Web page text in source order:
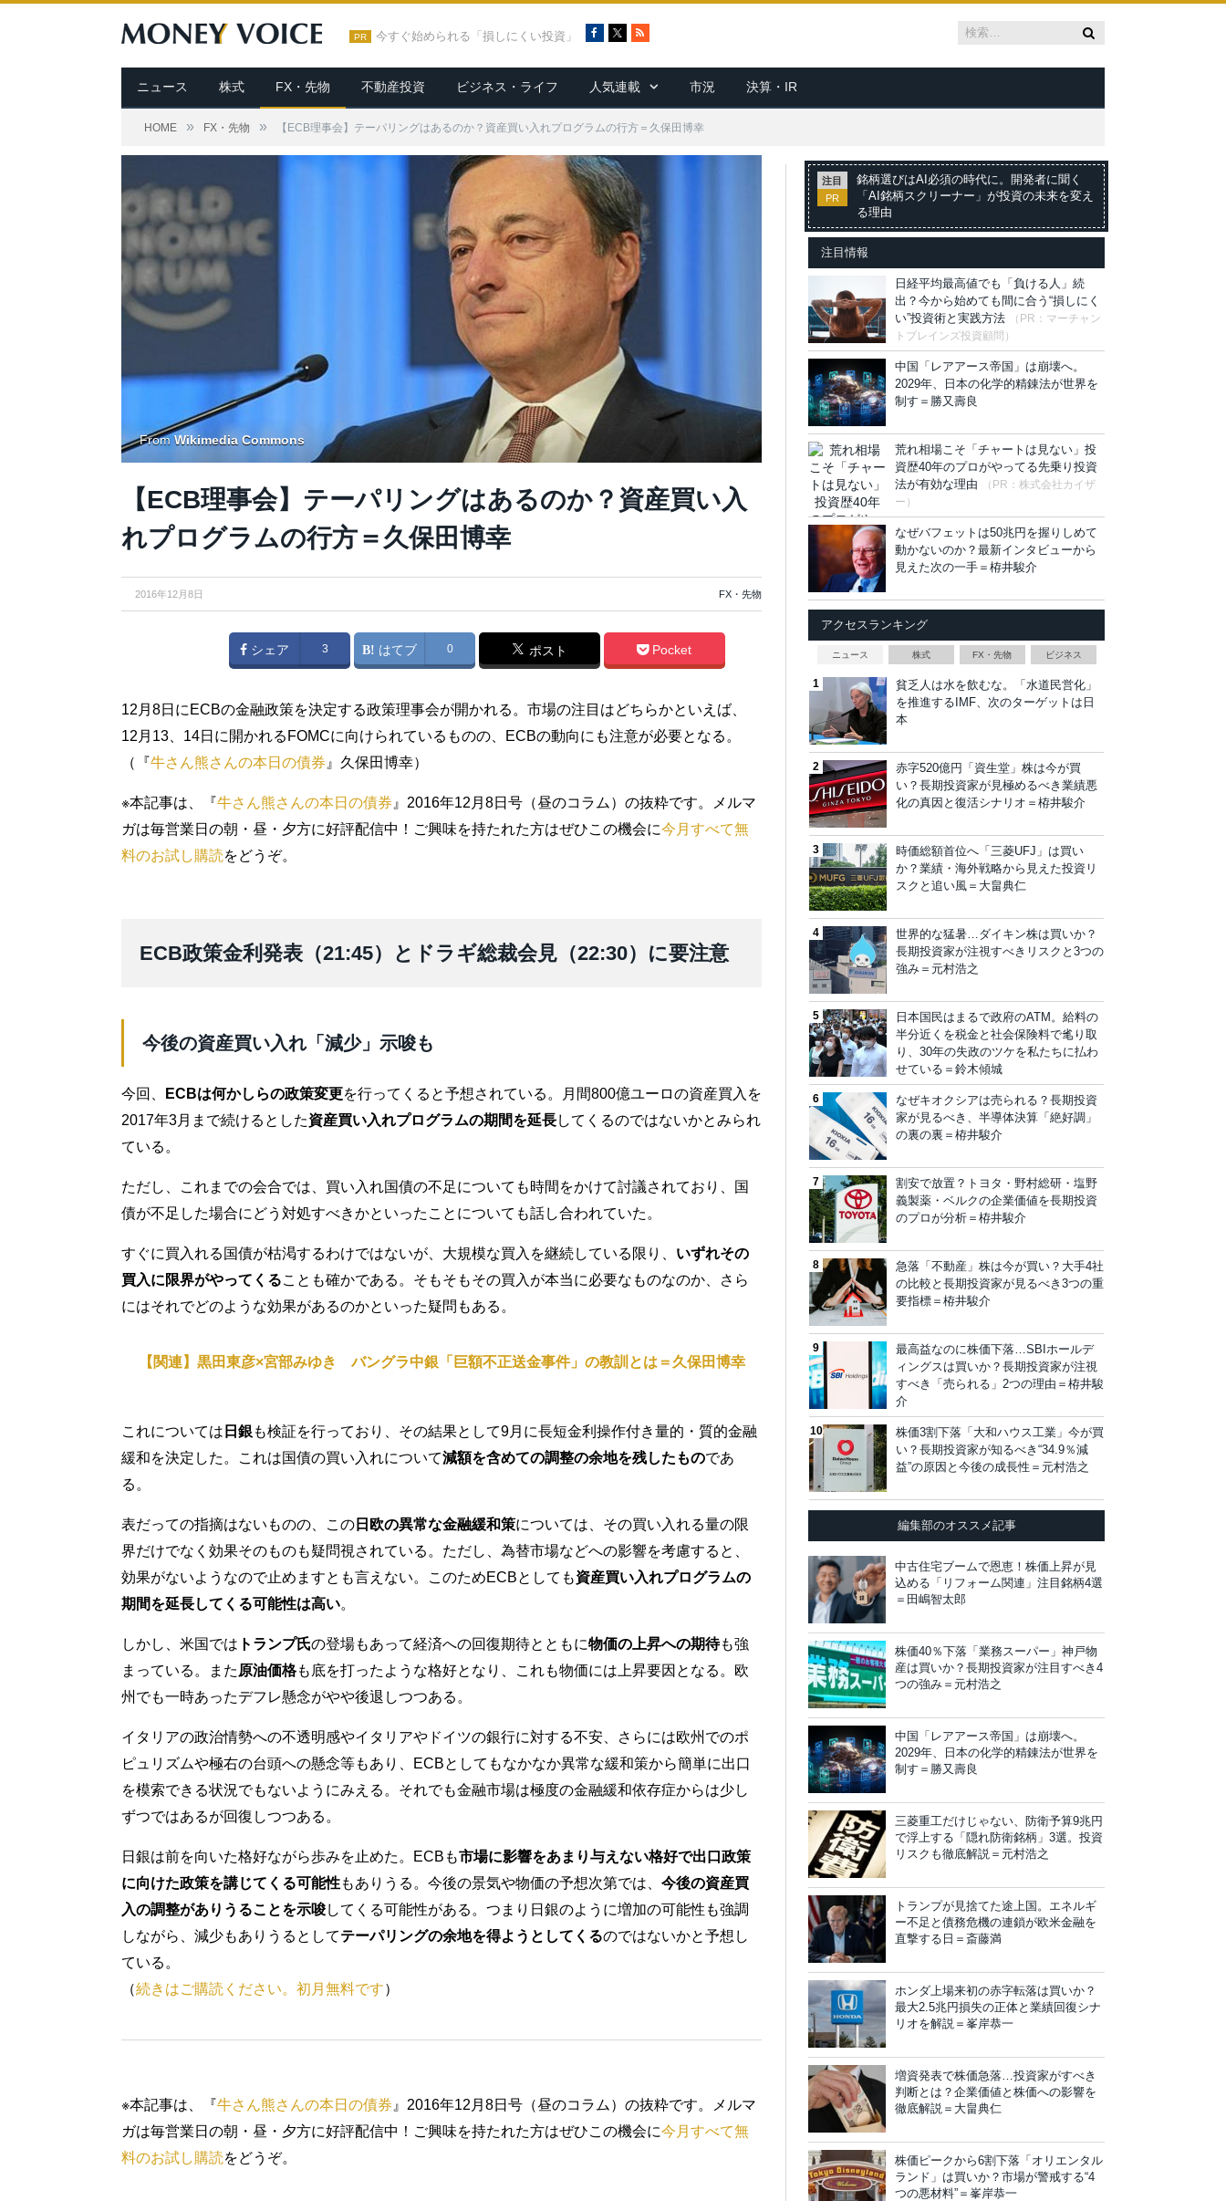
PR 今すぐ始められる「損しにくい投資」
c
e
b
o
k
R
S
ニュース 株式 FX・先物 不動産投資 ビジネス・ライフ 人気連載 市況 決算・IR
HOME » FX・先物 » 【ECB理事会】テーパリングはあるのか？資産買い入れプログラムの行方＝久保田博幸
FromWikimedia Commons
【ECB理事会】テーパリングはあるのか？資産買い入
れプログラムの行方＝久保田博幸
2016年12月8日 FX・先物
シェア 3 はてブ 0 ポスト Pocket
12月8日にECBの金融政策を決定する政策理事会が開かれる。市場の注目はどちらかといえば、
12月13、14日に開かれるFOMCに向けられているものの、ECBの動向にも注意が必要となる。
（『牛さん熊さんの本日の債券 』久保田博幸）
※本記事は、『牛さん熊さんの本日の債券 』2016年12月8日号（昼のコラム）の抜粋です。メルマ
ガは毎営業日の朝・昼・夕方に好評配信中！ご興味を持たれた方はぜひこの機会に今月すべて無
料のお試し購読をどうぞ。
ECB政策金利発表（21:45）とドラギ総裁会見（22:30）に要注意
今後の資産買い入れ「減少」示唆も
今回、 ECBは何かしらの政策変更を行ってくると予想されている。月間800億ユーロの資産買入を
2017年3月まで続けるとした資産買い入れプログラムの期間を延長してくるのではないかとみられ
ている。
ただし、これまでの会合では、買い入れ国債の不足についても時間をかけて討議されており、国
債が不足した場合にどう対処すべきかといったことについても話し合われていた。
すぐに買入れる国債が枯渇するわけではないが、大規模な買入を継続している限り、 いずれその
買入に限界がやってくることも確かである。そもそもその買入が本当に必要なものなのか、さら
にはそれでどのような効果があるのかといった疑問もある。
【関連】黒田東彦×宮部みゆき バングラ中銀「巨額不正送金事件」の教訓とは＝久保田博幸
これについては 日銀 も検証を行っており、その結果として9月に長短金利操作付き量的・質的金融
緩和を決定した。これは国債の買い入れについて減額を含めての調整の余地を残したものであ
る。
表だっての指摘はないものの、この 日欧の異常な金融緩和策については、その買い入れる量の限
界だけでなく効果そのものも疑問視されている。ただし、為替市場などへの影響を考慮すると、
効果がないようなので止めますとも言えない。このためECBとしても資産買い入れプログラムの
期間を延長してくる可能性は高い。
しかし、米国では トランプ氏の登場もあって経済への回復期待とともに物価の上昇への期待も強
まっている。また 原油価格も底を打ったような格好となり、これも物価には上昇要因となる。欧
州でも一時あったデフレ懸念がやや後退しつつある。
イタリアの政治情勢への不透明感やイタリアやドイツの銀行に対する不安、さらには欧州でのポ
ピュリズムや極右の台頭への懸念等もあり、ECBとしてもなかなか異常な緩和策から簡単に出口
を模索できる状況でもないようにみえる。それでも金融市場は極度の金融緩和依存症からは少し
ずつではあるが回復しつつある。
日銀は前を向いた格好ながら歩みを止めた。ECBも市場に影響をあまり与えない格好で出口政策
に向けた政策を講じてくる可能性もありうる。今後の景気や物価の予想次第では、 今後の資産買
入の調整がありうることを示唆してくる可能性がある。つまり日銀のように増加の可能性も強調
しながら、減少もありうるとしてテーパリングの余地を得ようとしてくるのではないかと予想し
ている。
（続きはご購読ください。初月無料です）
※本記事は、『牛さん熊さんの本日の債券 』2016年12月8日号（昼のコラム）の抜粋です。メルマ
ガは毎営業日の朝・昼・夕方に好評配信中！ご興味を持たれた方はぜひこの機会に今月すべて無
料のお試し購読をどうぞ。
注目
PR
銘柄選びはAI必須の時代に。開発者に聞く
「AI銘柄スクリーナー」が投資の未来を変え
る理由
注目情報
日経平均最高値でも「負ける人」続
出？今から始めても間に合う“損しにく
い”投資術と実践方法
（PR：マーチャン
トブレインズ投資顧問）
中国「レアアース帝国」は崩壊へ。
2029年、日本の化学的精錬法が世界を
制す＝勝又壽良
荒れ相場こそ「チャートは見ない」投
資歴40年のプロがやってる先乗り投資
法が有効な理由
（PR：株式会社カイザ
ー）
なぜバフェットは50兆円を握りしめて
動かないのか？最新インタビューから
見えた次の一手＝栫井駿介
アクセスランキング
ニュース 株式 FX・先物 ビジネス
貧乏人は水を飲むな。「水道民営化」
を推進するIMF、次のターゲットは日
本
赤字520億円「資生堂」株は今が買
い？長期投資家が見極めるべき業績悪
化の真因と復活シナリオ＝栫井駿介
時価総額首位へ「三菱UFJ」は買い
か？業績・海外戦略から見えた投資リ
スクと追い風＝大畠典仁
世界的な猛暑…ダイキン株は買いか？
長期投資家が注視すべきリスクと3つの
強み＝元村浩之
日本国民はまるで政府のATM。給料の
半分近くを税金と社会保険料で毟り取
り、30年の失政のツケを私たちに払わ
せている＝鈴木傾城
なぜキオクシアは売られる？長期投資
家が見るべき、半導体決算「絶好調」
の裏の裏＝栫井駿介
割安で放置？トヨタ・野村総研・塩野
義製薬・ベルクの企業価値を長期投資
のプロが分析＝栫井駿介
急落「不動産」株は今が買い？大手4社
の比較と長期投資家が見るべき3つの重
要指標＝栫井駿介
最高益なのに株価下落…SBIホールデ
ィングスは買いか？長期投資家が注視
すべき「売られる」2つの理由＝栫井駿
介
株価3割下落「大和ハウス工業」今が買
い？長期投資家が知るべき“34.9％減
益”の原因と今後の成長性＝元村浩之
編集部のオススメ記事
中古住宅ブームで恩恵！株価上昇が見
込める「リフォーム関連」注目銘柄4選
＝田嶋智太郎
株価40％下落「業務スーパー」神戸物
産は買いか？長期投資家が注目すべき4
つの強み＝元村浩之
中国「レアアース帝国」は崩壊へ。
2029年、日本の化学的精錬法が世界を
制す＝勝又壽良
三菱重工だけじゃない、防衛予算9兆円
で浮上する「隠れ防衛銘柄」3選。投資
リスクも徹底解説＝元村浩之
トランプが見捨てた途上国。エネルギ
ー不足と債務危機の連鎖が欧米金融を
直撃する日＝斎藤満
ホンダ上場来初の赤字転落は買いか？
最大2.5兆円損失の正体と業績回復シナ
リオを解説＝峯岸恭一
増資発表で株価急落…投資家がすべき
判断とは？企業価値と株価への影響を
徹底解説＝大畠典仁
株価ピークから6割下落「オリエンタル
ランド」は買いか？市場が警戒する“4
つの悪材料”＝峯岸恭一